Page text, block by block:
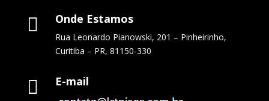
 Onde Estamos
Rua Leonardo Pianowski, 201 – Pinheirinho,
Curitiba – PR, 81150-330
 E-mail